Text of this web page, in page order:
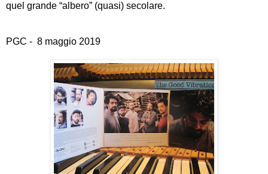
quel grande “albero” (quasi) secolare.
PGC - 8 maggio 2019